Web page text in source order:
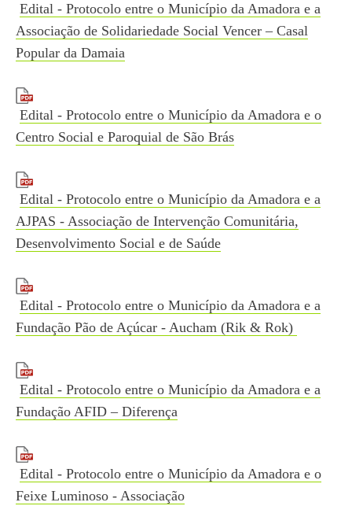
Edital - Protocolo entre o Município da Amadora e a
Associação de Solidariedade Social Vencer – Casal
Popular da Damaia
Edital - Protocolo entre o Município da Amadora e o
Centro Social e Paroquial de São Brás
Edital - Protocolo entre o Município da Amadora e a
AJPAS - Associação de Intervenção Comunitária,
Desenvolvimento Social e de Saúde
Edital - Protocolo entre o Município da Amadora e a
Fundação Pão de Açúcar - Aucham (Rik & Rok)
Edital - Protocolo entre o Município da Amadora e a
Fundação AFID – Diferença
Edital - Protocolo entre o Município da Amadora e o
Feixe Luminoso - Associação